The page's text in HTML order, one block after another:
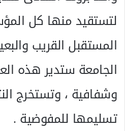
لتستقيد منها كل
المستقبل القريب
الجامعة ستدير هذه
وشفافية ، وتستخرج
تسليمها للمفوضية .